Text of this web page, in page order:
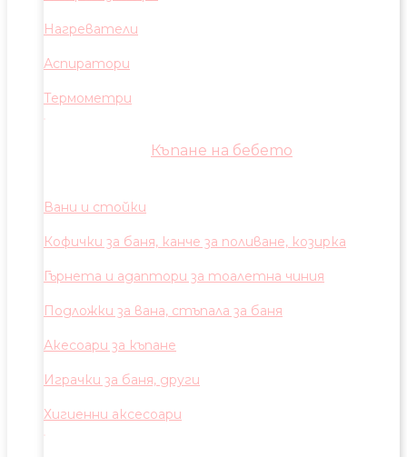
Нагреватели
Аспиратори
Термометри
Къпане на бебето
Вани и стойки
Кофички за баня, канче за поливане, козирка
Гърнета и адаптори за тоалетна чиния
Подложки за вана, стъпала за баня
Акесоари за къпане
Играчки за баня, други
Хигиенни аксесоари